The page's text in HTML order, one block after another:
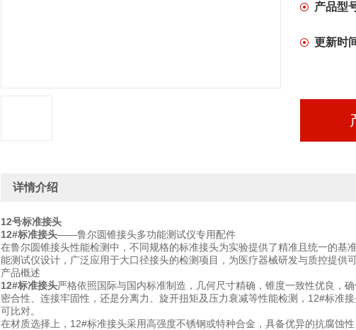
产品型
更新时
详情介绍
12号标准接头
12#标准接头——鲁尔圆锥接头多功能测试仪专用配件
在鲁尔圆锥接头性能检测中，不同规格的标准接头为实验提供了精准且统一的
能测试仪设计，广泛应用于大口径接头的检测项目，为医疗器械研发与质控提供可
产品概述
12#标准接头严格依照国际与国内标准制造，几何尺寸精确，锥度一致性优良，
密合性、连接牢固性，还是分离力、旋开扭矩及压力衰减等性能检测，12#标准
可比对。
在材质选择上，12#标准接头采用高强度不锈钢或特种合金，具备优异的抗腐蚀